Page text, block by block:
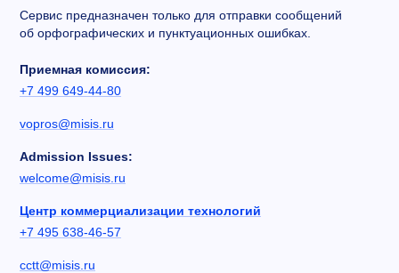
Сервис предназначен только для отправки сообщений
об орфографических и пунктуационных ошибках.
Приемная комиссия:
+7 499 649-44-80
vopros@misis.ru
Admission Issues:
welcome@misis.ru
Центр коммерциализации технологий
+7 495 638-46-57
cctt@misis.ru